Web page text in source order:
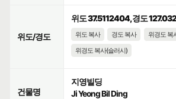
위도/경도
위도 37.5112404, 경도
위도 복사 경도 복사 위경도 복
위경도 복사(슬러시)
건물명
지영빌딩
Ji Yeong Bil Ding